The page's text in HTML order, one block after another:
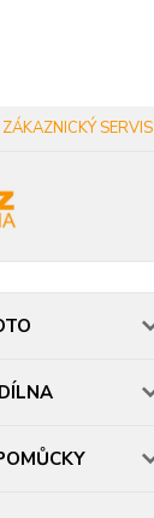
ZÁKAZNICKÝ SERVIS